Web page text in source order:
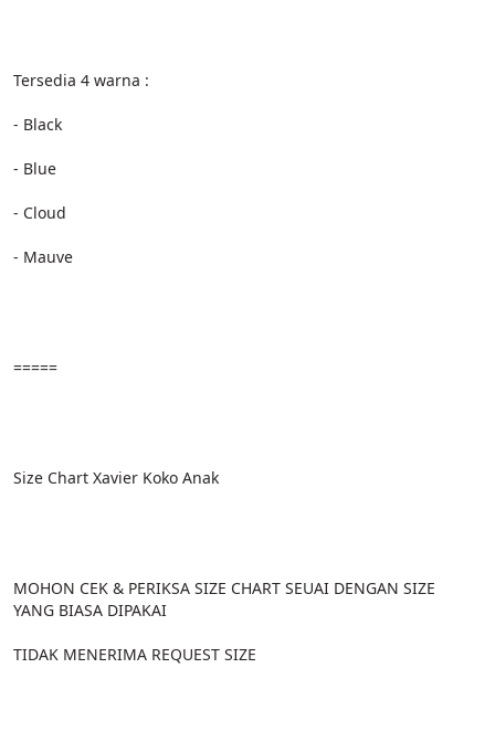
Tersedia 4 warna :
- Black
- Blue
- Cloud
- Mauve
=====
Size Chart Xavier Koko Anak
MOHON CEK & PERIKSA SIZE CHART SEUAI DENGAN SIZE
YANG BIASA DIPAKAI
TIDAK MENERIMA REQUEST SIZE